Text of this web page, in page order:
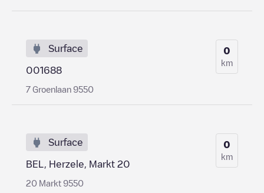
Surface
001688
7 Groenlaan 9550
0
km
Surface
BEL, Herzele, Markt 20
20 Markt 9550
0
km